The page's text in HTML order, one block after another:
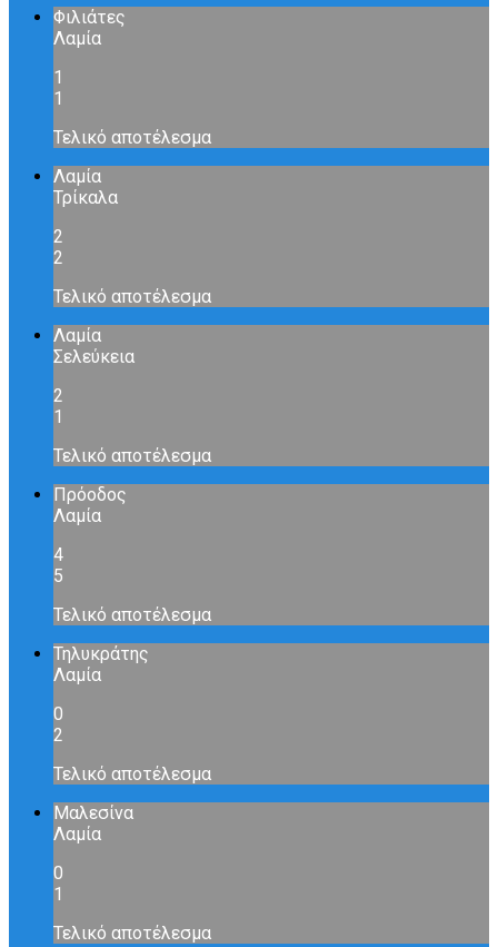
Φιλιάτες
Λαμία
1
1
Τελικό αποτέλεσμα
Λαμία
Τρίκαλα
2
2
Τελικό αποτέλεσμα
Λαμία
Σελεύκεια
2
1
Τελικό αποτέλεσμα
Πρόοδος
Λαμία
4
5
Τελικό αποτέλεσμα
Τηλυκράτης
Λαμία
0
2
Τελικό αποτέλεσμα
Μαλεσίνα
Λαμία
0
1
Τελικό αποτέλεσμα